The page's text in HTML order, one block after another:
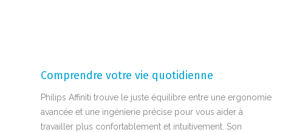
Comprendre votre vie quotidienne
Philips Affiniti trouve le juste équilibre entre une ergonomie
avancée et une ingénierie précise pour vous aider à
travailler plus confortablement et intuitivement. Son